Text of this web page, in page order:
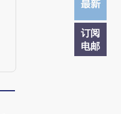
订阅
电邮